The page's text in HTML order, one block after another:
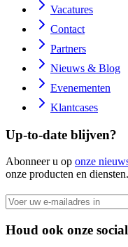
Vacatures
Contact
Partners
Nieuws & Blog
Evenementen
Klantcases
Up-to-date blijven?
Abonneer u op onze
onze producten en
Houd ook onze